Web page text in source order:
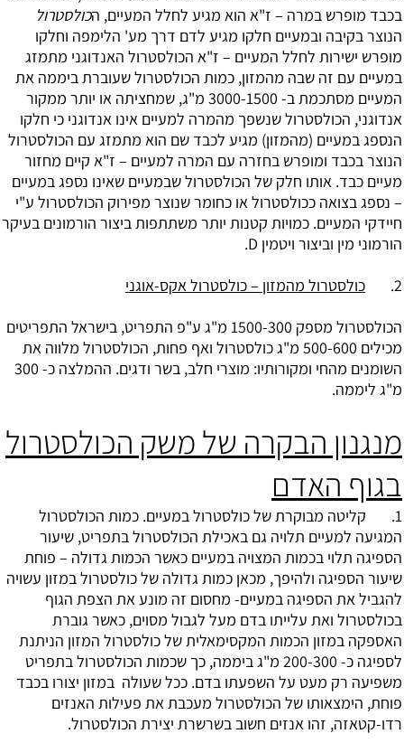
בכבד מופרש במרה – ז"א הוא מגיע לחלל המעיים, הכולסטרול
הנוצר בקיבה ובמעיים חלקו מגיע לדם דרך מע' הלימפה וחלקו
מופרש ישירות לחלל המעיים – ז"א הכולסטרול האנדוגני מתמזג
במעיים עם זה שבה מהמזון, כמות הכולסטרול שעוברת ביממה את
המעיים מסתכמת ב- 3000-1500 מ"ג, שמחציתה או יותר ממקור
אנדוגני, הכולסטרול שנשפך מהמרה למעיים אינו אנדוגני כי חלקו
הנספג במעיים (מהמזון) מגיע לכבד שם הוא מתמזג עם הכולסטרול
הנוצר בכבד ומופרש בחזרה עם המרה למעיים – ז"א קיים מחזור
מעיים כבד. אותו חלק של הכולסטרול שבמעיים שאינו נספג במעיים
– נספג בצואה ככולסטרול או כחומר שנוצר מפירוק הכולסטרול ע"י
חיידקי המעיים. כמויות קטנות יותר משתתפות ביצור הורמונים בעיקר
הורמוני מין וביצור ויטמין D.
2.
כולסטרול מהמזון – כולסטרול אקס-אוגני
הכולסטרול מספק 1500-300 מ"ג ע"פ התפריט, בישראל התפריטים
מכילים 500-600 מ"ג כולסטרול ואף פחות, הכולסטרול מלווה את
השומנים מהחי ומקורותיו: מוצרי חלב, בשר ודגים. ההמלצה כ- 300
מ"ג ליממה.
מנגנון הבקרה של משק הכולסטרול
בגוף האדם
1. קליטה מבוקרת של כולסטרול במעיים. כמות הכולסטרול
המגיעה למעיים תלויה גם באכילת הכולסטרול בתפריט, שיעור
הספיגה תלוי בכמות המצויה במעיים כאשר הכמות גדולה – פוחת
שיעור הספיגה ולהיפך, מכאן כמות גדולה של כולסטרול במזון עשויה
להגביל את הספיגה במעיים- מחסום זה מונע את הצפת הגוף
בכולסטרול ואת עלייתו בדם מעל לגבול מסוים, כאשר גוברת
האספקה במזון הכמות המקסימאלית של כולסטרול המזון הניתנת
לספיגה כ- 200-300 מ"ג ביממה, כך שכמות הכולסטרול בתפריט
משפיעה רק מעט על השפעתו בדם. ככל שעולה במזון יצורו בכבד
פוחת, הימצאותו של הכולסטרול מעכבת את פעילות האנזים
רדו-קטאזה, זהו אנזים חשוב בשרשרת יצירת הכולסטרול.